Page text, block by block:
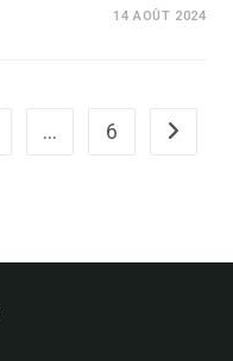
14 AOÛT 2024
… 6 Aller à